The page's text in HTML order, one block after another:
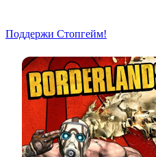
Поддержи Стопгейм!